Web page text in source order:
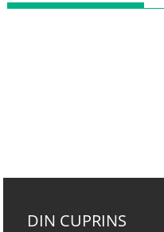
DIN CUPRINS